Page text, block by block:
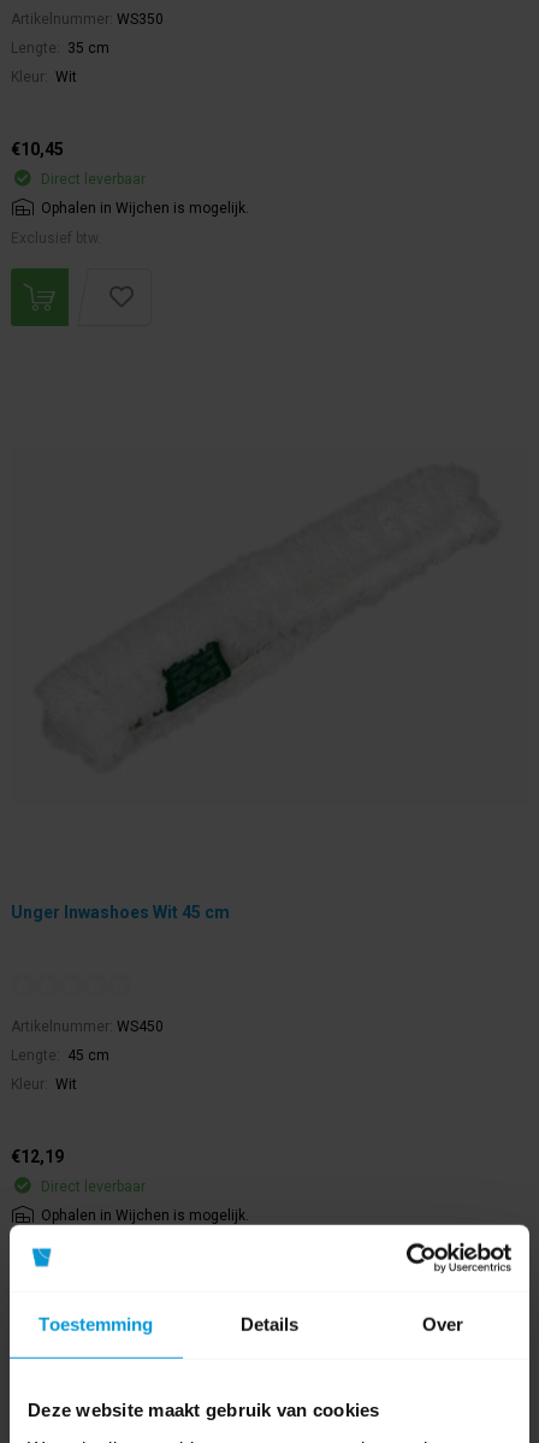
Toestemming Details Over
Deze website maakt gebruik van cookies
Artikelnummer: WS350
Lengte:
35 cm
Kleur:
Wit
€10,45
Direct leverbaar
Ophalen in Wijchen is mogelijk.
Exclusief btw.
Unger Inwashoes Wit 45 cm
Artikelnummer: WS450
Lengte:
45 cm
Kleur:
Wit
€12,19
Direct leverbaar
Ophalen in Wijchen is mogelijk.
Exclusief btw.